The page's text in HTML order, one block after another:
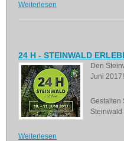
Weiterlesen
24 H - STEINWALD
Den
Juni 2017!
Gestalten
Weiterlesen